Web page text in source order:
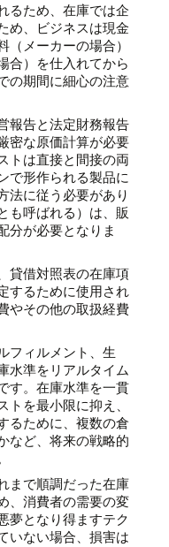
るため、在庫では企
め、ビジネスは現金
メーカーの場合）
合）を仕入れてから
の期間に細心の注意
報告と法定財務報告
密な原価計算が必要
トは直接と間接の両
で形作られる製品に
法に従う必要があり
も呼ばれる）は、販
分が必要となりま
貸借対照表の在庫項
するために使用され
やその他の取扱経費
フィルメント、生
水準をリアルタイム
す。在庫水準を一貫
を最小限に抑え、
るために、複数の倉
など、将来の戦略的
まで順調だった在庫
、消費者の需要の変
夢となり得ますテク
いない場合、損害は